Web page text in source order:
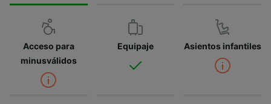
Acceso para
minusválidos
Equipaje Asientos infantiles